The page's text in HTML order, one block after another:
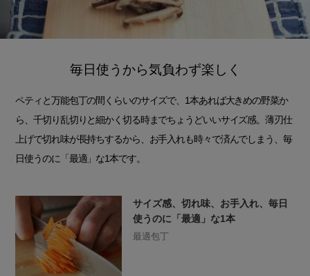
毎日使うから気負わず楽しく
ペティと万能包丁の間くらいのサイズで、1本あれば大きめの野菜か
ら、千切り乱切りと細かく切る時までちょうどいいサイズ感。薄刃仕
上げで切れ味が長持ちするから、お手入れも時々で済んでしまう、毎
日使うのに「最適」な1本です。
サイズ感、切れ味、お手入れ、毎日
使うのに「最適」な1本
最適包丁